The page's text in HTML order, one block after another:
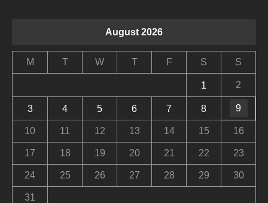
August 2026
M T W T F S S
1 2
3 4 5 6 7 8 9
10 11 12 13 14 15 16
17 18 19 20 21 22 23
24 25 26 27 28 29 30
31